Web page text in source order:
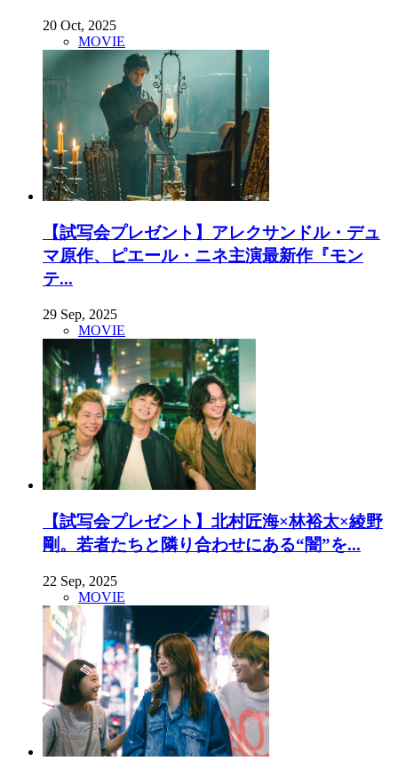
20 Oct, 2025
MOVIE
【試写会プレゼント】アレクサンドル・デュ
マ原作、ピエール・ニネ主演最新作『モン
テ...
29 Sep, 2025
MOVIE
【試写会プレゼント】北村匠海×林裕太×綾野
剛。若者たちと隣り合わせにある“闇”を...
22 Sep, 2025
MOVIE